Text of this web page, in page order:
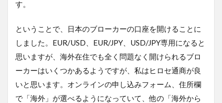
す。
ということで、日本のブローカーの口座を開けることに
しました。EUR/USD、EUR/JPY、USD/JPY専用になると
思いますが、海外在住でも全く問題なく開けられるブロ
ーカーはいくつかあるようですが、私はヒロセ通商が良
いと思います。オンラインの申し込みフォーム、住所欄
で「海外」が選べるようになっていて、他の「海外から